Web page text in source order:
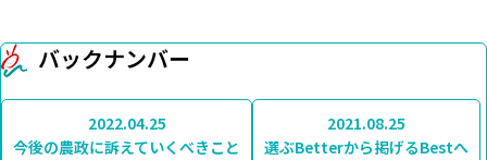
バックナンバー
2022.04.25
今後の農政に訴えていくべきこと
2021.08.25
選ぶBetterから掲げるBestへ